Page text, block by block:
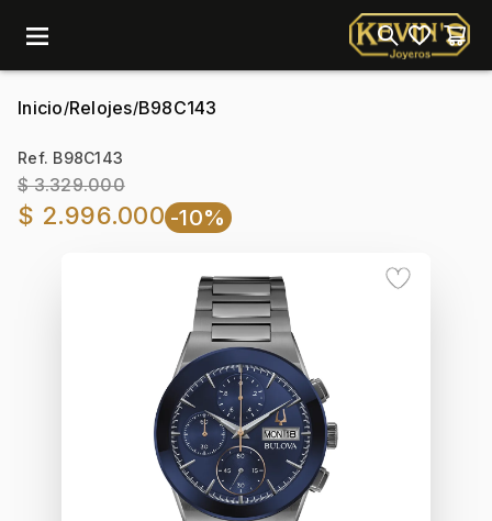
menu
Inicio/Relojes/B98C143
Ref. B98C143
$ 3.329.000
$ 2.996.000 -10%